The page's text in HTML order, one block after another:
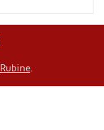
Rubine